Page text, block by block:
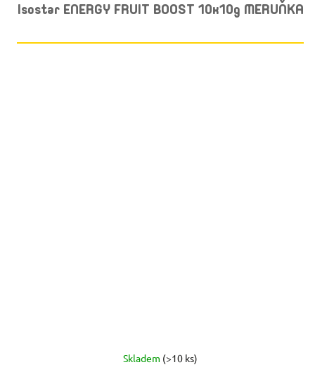
Isostar ENERGY FRUIT BOOST 10x10g MERUŇKA
Skladem (>10 ks)